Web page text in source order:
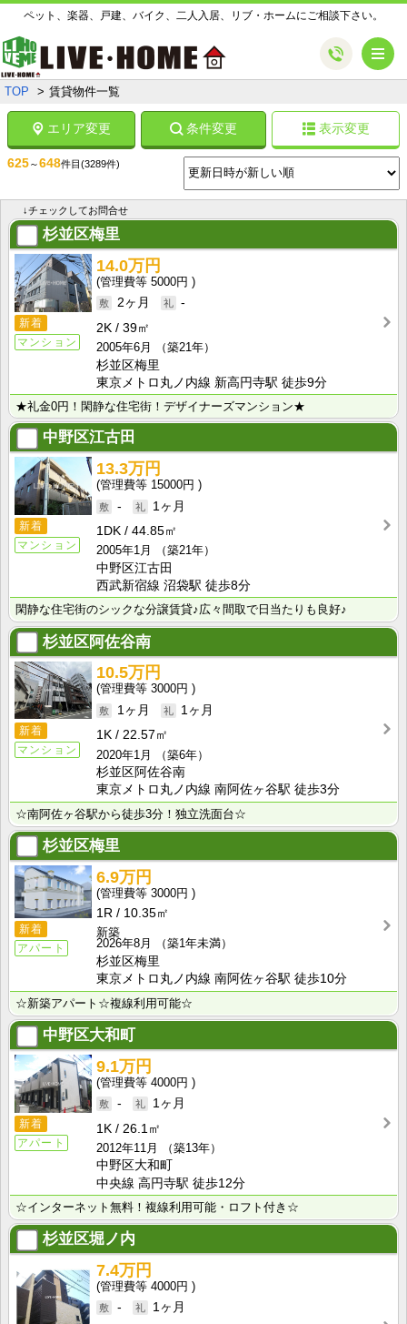
ペット、楽器、戸建、バイク、二人入居、リブ・ホームにご相談下さい。
TOP 賃貸物件一覧
エリア変更 条件変更 表示変更
625～648件目(3289件)
↓チェックしてお問合せ
杉並区梅里
新着
マンション
14.0万円
5000円
2ヶ月
-
2K
39㎡
2005年6月
（築21年）
杉並区梅里
東京メトロ丸ノ内線 新高円寺駅 徒歩9分
★礼金0円！閑静な住宅街！デザイナーズマンション★
中野区江古田
新着
マンション
13.3万円
15000円
-
1ヶ月
1DK
44.85㎡
2005年1月
（築21年）
中野区江古田
西武新宿線 沼袋駅 徒歩8分
閑静な住宅街のシックな分譲賃貸♪広々間取で日当たりも良好♪
杉並区阿佐谷南
新着
マンション
10.5万円
3000円
1ヶ月
1ヶ月
1K
22.57㎡
2020年1月
（築6年）
杉並区阿佐谷南
東京メトロ丸ノ内線 南阿佐ヶ谷駅 徒歩3分
☆南阿佐ヶ谷駅から徒歩3分！独立洗面台☆
杉並区梅里
新着
アパート
6.9万円
3000円
1R
10.35㎡
新築
2026年8月
（築1年未満）
杉並区梅里
東京メトロ丸ノ内線 南阿佐ヶ谷駅 徒歩10分
☆新築アパート☆複線利用可能☆
中野区大和町
新着
アパート
9.1万円
4000円
-
1ヶ月
1K
26.1㎡
2012年11月
（築13年）
中野区大和町
中央線 高円寺駅 徒歩12分
☆インターネット無料！複線利用可能・ロフト付き☆
杉並区堀ノ内
7.4万円
4000円
-
1ヶ月